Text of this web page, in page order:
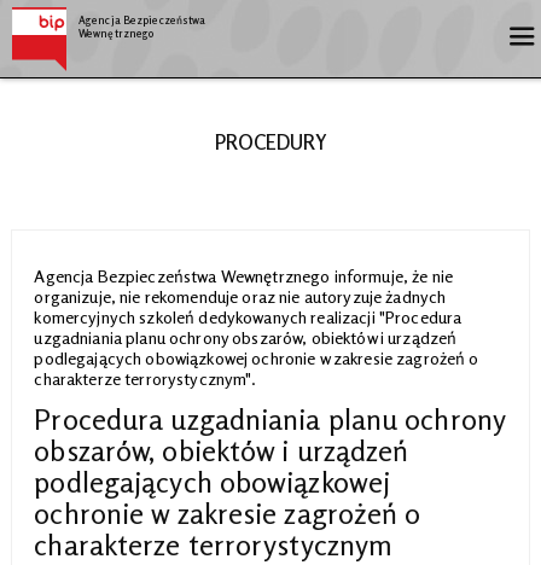
Agencja Bezpieczeństwa
Wewnętrznego
PROCEDURY
Agencja Bezpieczeństwa Wewnętrznego informuje, że nie
organizuje, nie rekomenduje oraz nie autoryzuje żadnych
komercyjnych szkoleń dedykowanych realizacji "Procedura
uzgadniania planu ochrony obszarów, obiektów i urządzeń
podlegających obowiązkowej ochronie w zakresie zagrożeń o
charakterze terrorystycznym".
Procedura uzgadniania planu ochrony
obszarów, obiektów i urządzeń
podlegających obowiązkowej
ochronie w zakresie zagrożeń o
charakterze terrorystycznym